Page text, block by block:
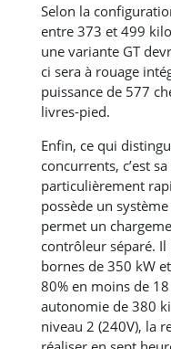
Selon la
entre 373 et 499
une variante GT
ci sera à rouage
puissance de 577
livres-pied.
Enfin, ce qui
concurrents, c’est
particulièrement
possède un
permet un
contrôleur séparé.
bornes de 350 kW
80% en moins de
autonomie de 380
niveau 2 (240V), la